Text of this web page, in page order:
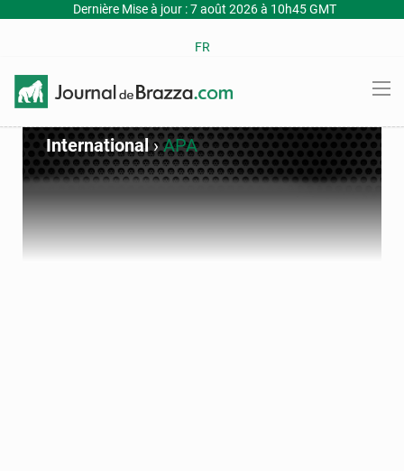
Dernière Mise à jour : 7 août 2026 à 10h45 GMT
FR
International›APA